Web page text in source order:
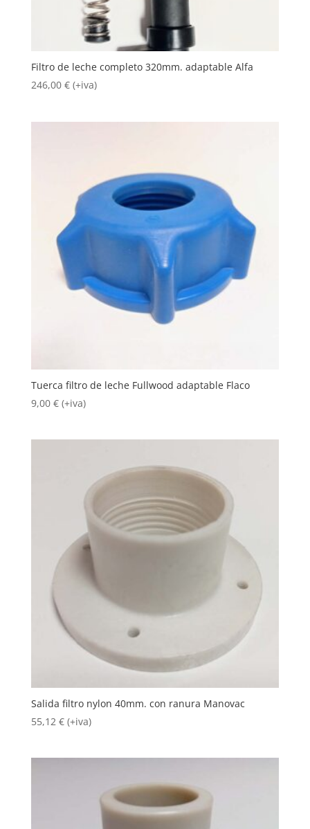
Filtro de leche completo 320mm. adaptable Alfa
246,00 € (+iva)
Tuerca filtro de leche Fullwood adaptable Flaco
9,00 € (+iva)
Salida filtro nylon 40mm. con ranura Manovac
55,12 € (+iva)